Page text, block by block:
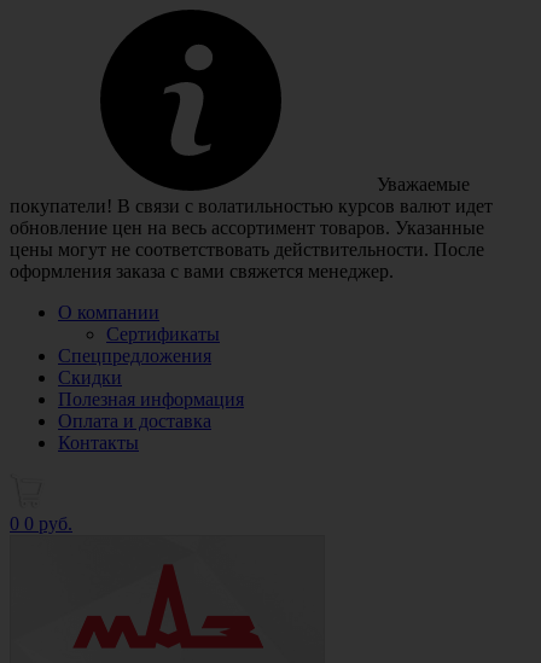
Уважаемые
покупатели! В связи с волатильностью курсов валют идет
обновление цен на весь ассортимент товаров. Указанные
цены могут не соответствовать действительности. После
оформления заказа с вами свяжется менеджер.
О компании
Сертификаты
Спецпредложения
Скидки
Полезная информация
Оплата и доставка
Контакты
0 0 руб.